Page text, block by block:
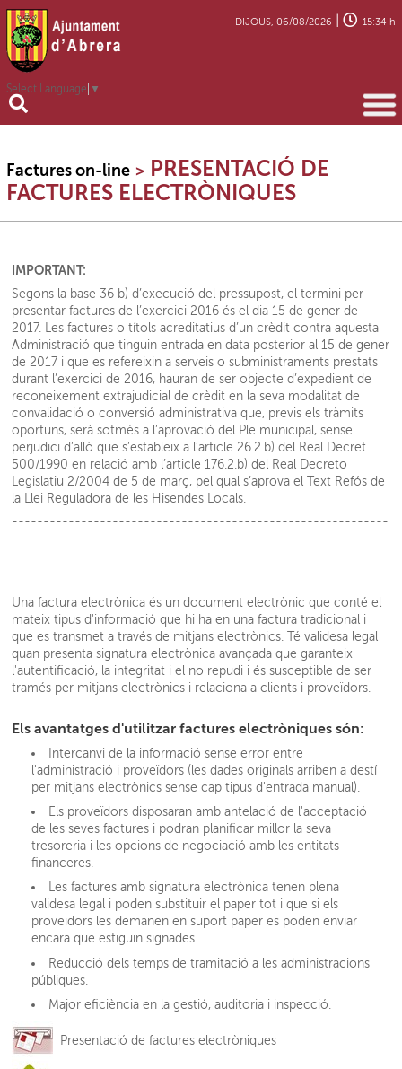
Select Language ▼
DIJOUS, 06/08/2026 15:34 h
Factures on-line >PRESENTACIÓ DE
FACTURES ELECTRÒNIQUES
IMPORTANT:
Segons la base 36 b) d’execució del pressupost, el termini per
presentar factures de l’exercici 2016 és el dia 15 de gener de
2017. Les factures o títols acreditatius d’un crèdit contra aquesta
Administració que tinguin entrada en data posterior al 15 de gener
de 2017 i que es refereixin a serveis o subministraments prestats
durant l’exercici de 2016, hauran de ser objecte d’expedient de
reconeixement extrajudicial de crèdit en la seva modalitat de
convalidació o conversió administrativa que, previs els tràmits
oportuns, serà sotmès a l’aprovació del Ple municipal, sense
perjudici d’allò que s’estableix a l’article 26.2.b) del Real Decret
500/1990 en relació amb l’article 176.2.b) del Real Decreto
Legislatiu 2/2004 de 5 de març, pel qual s’aprova el Text Refós de
la Llei Reguladora de les Hisendes Locals.
------------------------------------------------------------
------------------------------------------------------------
---------------------------------------------------------
Una factura electrònica és un document electrònic que conté el
mateix tipus d'informació que hi ha en una factura tradicional i
que es transmet a través de mitjans electrònics. Té validesa legal
quan presenta signatura electrònica avançada que garanteix
l'autentificació, la integritat i el no repudi i és susceptible de ser
tramés per mitjans electrònics i relaciona a clients i proveïdors.
Els avantatges d'utilitzar factures electròniques són:
Intercanvi de la informació sense error entre
l'administració i proveïdors (les dades originals arriben a destí
per mitjans electrònics sense cap tipus d'entrada manual).
Els proveïdors disposaran amb antelació de l'acceptació
de les seves factures i podran planificar millor la seva
tresoreria i les opcions de negociació amb les entitats
financeres.
Les factures amb signatura electrònica tenen plena
validesa legal i poden substituir el paper tot i que si els
proveïdors les demanen en suport paper es poden enviar
encara que estiguin signades.
Reducció dels temps de tramitació a les administracions
públiques.
Major eficiència en la gestió, auditoria i inspecció.
Presentació de factures electròniques